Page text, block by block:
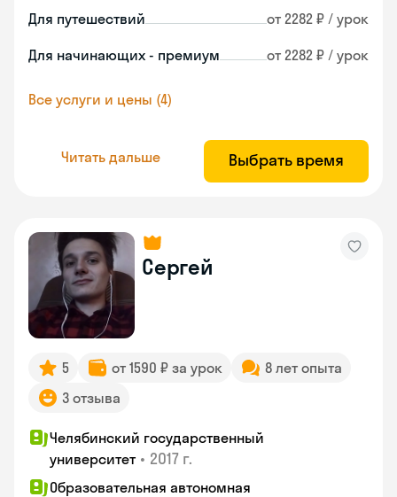
Для путешествий от 2282 ₽ / урок
Для начинающих - премиум от 2282 ₽ / урок
Все услуги и цены (4)
Читать дальше Выбрать время
Сергей
5 от 1590 ₽ за урок
8 лет опыта
3 отзыва
Челябинский государственный
университет • 2017 г.
Образовательная автономная